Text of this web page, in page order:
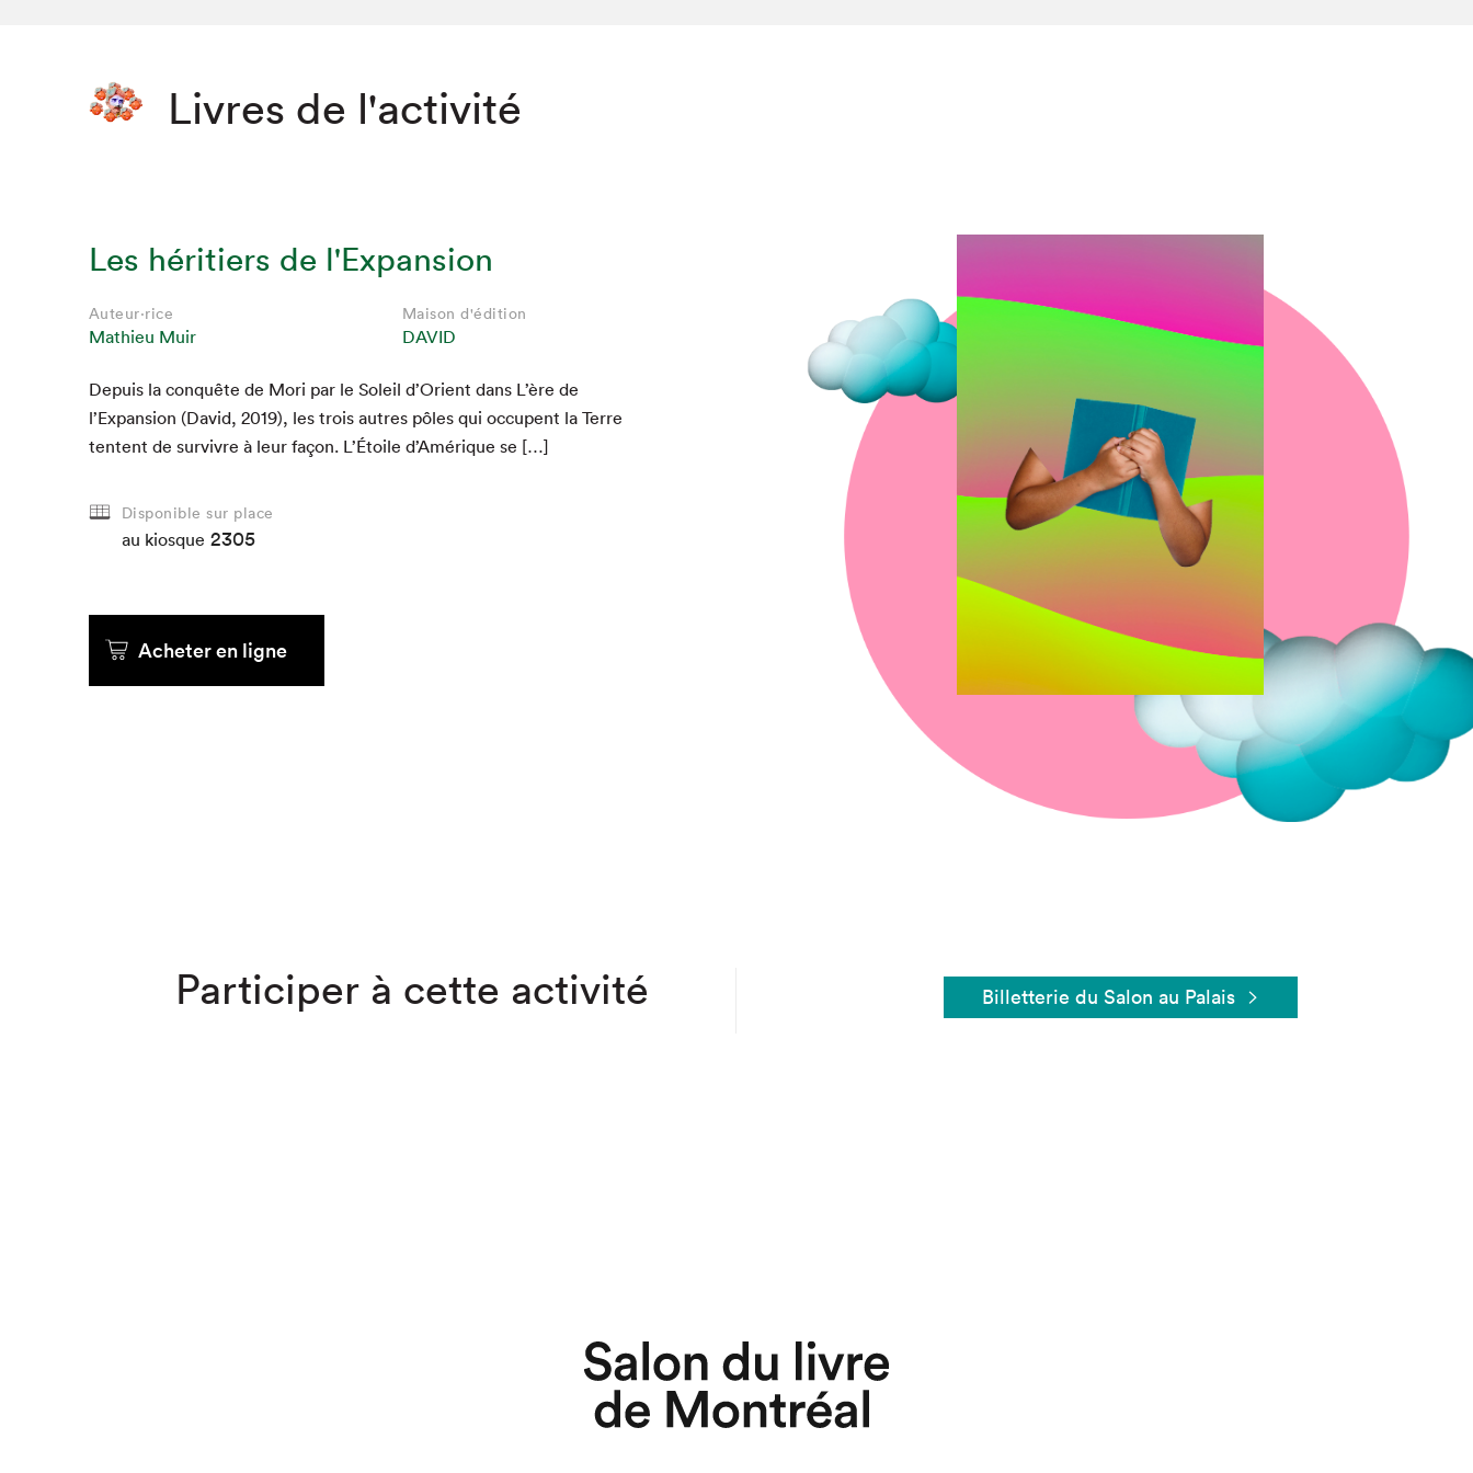
Livres de l'activité
Les héritiers de l'Expansion
Auteur·rice
Mathieu Muir
Maison d'édition
DAVID
Depuis la con­quête de Mori par le Soleil d’Orient dans L’ère de
l’Expansion (David, 2019), les trois autres pôles qui occu­pent la Terre
ten­tent de sur­vivre à leur façon. L’Étoile d’Amérique se […]
Disponible sur place
au kiosque 2305
Acheter en ligne
Participer à cette activité Billetterie du Salon au Palais